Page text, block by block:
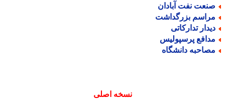
نفت آبادان
بزرگداشت
تدارکاتی
پرسپولیس
دانشگاه
نسخه اصلی